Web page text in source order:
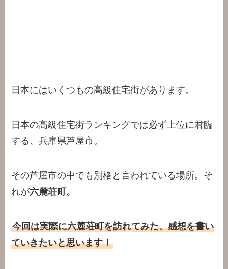
日本にはいくつもの高級住宅街があります。
日本の高級住宅街ランキングでは必ず上位に君臨
する、兵庫県芦屋市。
その芦屋市の中でも別格と言われている場所。そ
れが六麓荘町。
今回は実際に六麓荘町を訪れてみた、感想を書い
ていきたいと思います！